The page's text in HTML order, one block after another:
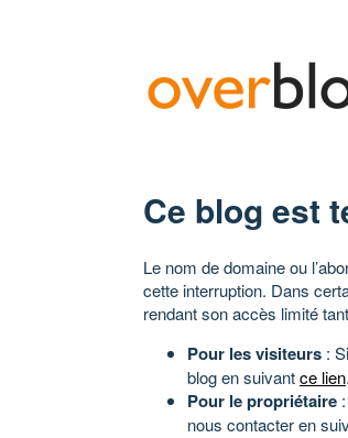
Ce blog est
Le nom de domaine ou
cette interruption. Dans
rendant son accès limité
Pour les visiteurs :
blog en suivantce lien.
Pour le propriétaire
nous contacter en